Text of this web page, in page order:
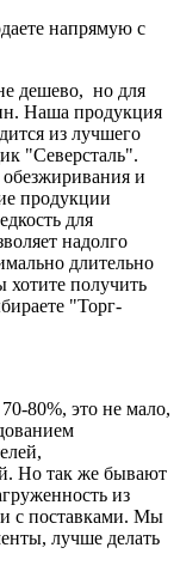
напрямую с
дешево, но для
Наша продукция
из лучшего
"Северсталь".
и
продукции
для
надолго
длительно
получить
"Торг-
80%, это не мало,
Но так же бывают
из
с поставками. Мы
лучше делать